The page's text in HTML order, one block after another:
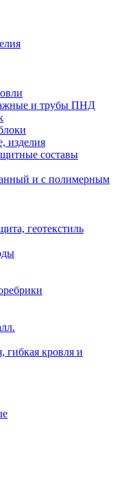
и трубы ПНД
изделия
составы
и с полимерным
геотекстиль
гибкая кровля и